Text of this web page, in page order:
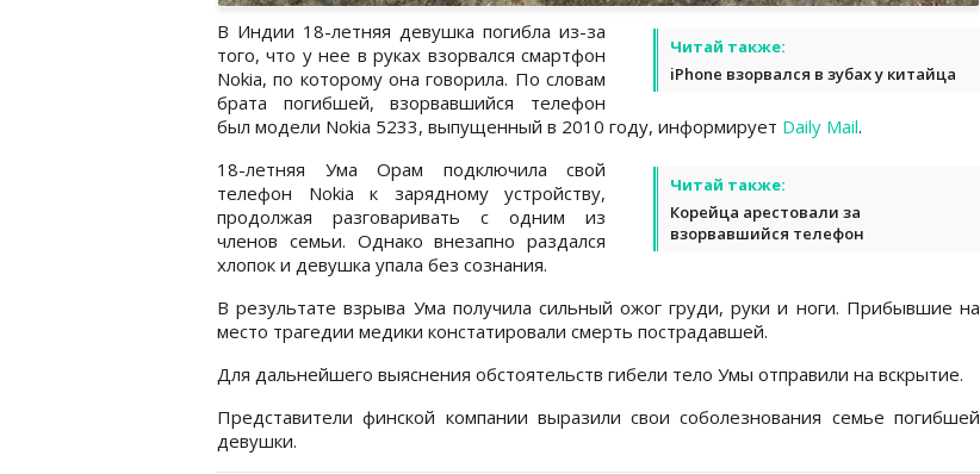
Читай также:
iPhone взорвался в зубах у китайца
В Индии 18-летняя девушка погибла из-за
того, что у нее в руках взорвался смартфон
Nokia, по которому она говорила. По словам
брата погибшей, взорвавшийся телефон
был модели Nokia 5233, выпущенный в 2010 году, информирует Daily Mail.
Читай также:
Корейца арестовали за
взорвавшийся телефон
18-летняя Ума Орам подключила свой
телефон Nokia к зарядному устройству,
продолжая разговаривать с одним из
членов семьи. Однако внезапно раздался
хлопок и девушка упала без сознания.
В результате взрыва Ума получила сильный ожог груди, руки и ноги. Прибывшие на
место трагедии медики констатировали смерть пострадавшей.
Для дальнейшего выяснения обстоятельств гибели тело Умы отправили на вскрытие.
Представители финской компании выразили свои соболезнования семье погибшей
девушки.